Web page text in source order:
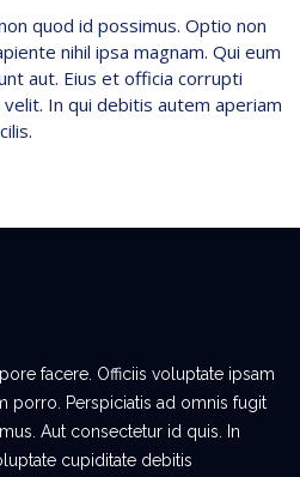
quod id possimus. Optio non
nihil ipsa magnam. Qui eum
aut. Eius et officia corrupti
In qui debitis autem aperiam
facere. Officiis voluptate ipsam
porro. Perspiciatis ad omnis fugit
Aut consectetur id quis. In
cupiditate debitis